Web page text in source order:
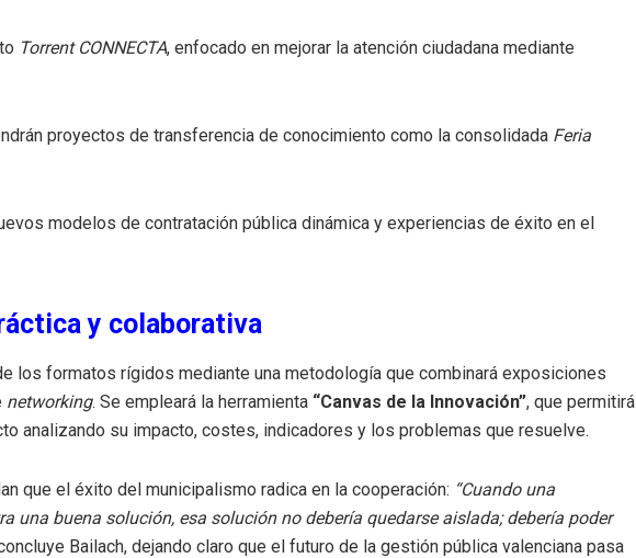
Torrent CONNECTA, enfocado en mejorar la atención ciudadana mediante
proyectos de transferencia de conocimiento como la consolidada Feria
modelos de contratación pública dinámica y experiencias de éxito en el
y colaborativa
los formatos rígidos mediante una metodología que combinará exposiciones
networking. Se empleará la herramienta “Canvas de la Innovación”, que permitirá
analizando su impacto, costes, indicadores y los problemas que resuelve.
que el éxito del municipalismo radica en la cooperación: “Cuando una
una buena solución, esa solución no debería quedarse aislada; debería poder
Bailach, dejando claro que el futuro de la gestión pública valenciana pasa